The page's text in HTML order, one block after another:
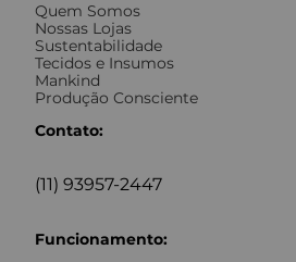
Quem Somos
Nossas Lojas
Sustentabilidade
Tecidos e Insumos
Mankind
Produção Consciente
Contato:
(11) 93957-2447
Funcionamento: